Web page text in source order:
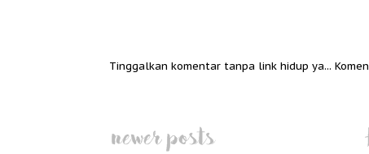
Tinggalkan komentar tanpa link hidup ya...